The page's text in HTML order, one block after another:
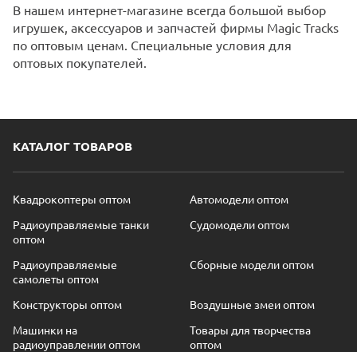
В нашем интернет-магазине всегда большой выбор
игрушек, аксессуаров и запчастей фирмы Magic Tracks
по оптовым ценам. Специальные условия для
оптовых покупателей.
КАТАЛОГ ТОВАРОВ
Квадрокоптеры оптом
Автомодели оптом
Радиоуправляемые танки
оптом
Судомодели оптом
Радиоуправляемые
самолеты оптом
Сборные модели оптом
Конструкторы оптом
Воздушные змеи оптом
Машинки на
радиоуправлении оптом
Товары для творчества
оптом